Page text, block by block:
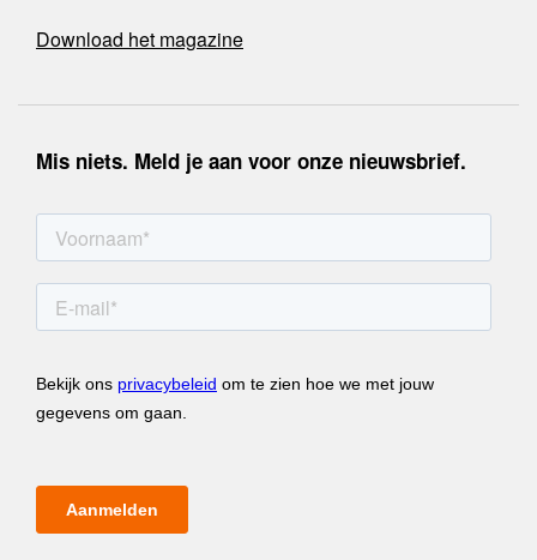
Download het magazine
Mis niets. Meld je aan voor onze nieuwsbrief.